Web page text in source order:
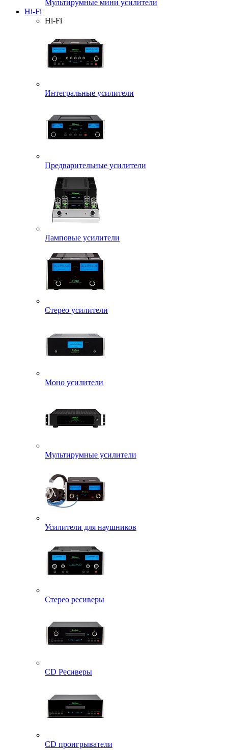
Мультирумные мини усилители
Hi-Fi
Hi-Fi
Интегральные усилители
Предварительные усилители
Ламповые усилители
Стерео усилители
Моно усилители
Мультирумные усилители
Усилители для наушников
Стерео ресиверы
CD Ресиверы
CD проигрыватели